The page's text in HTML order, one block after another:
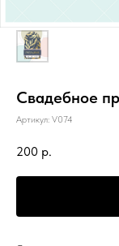
Свадебное
Артикул: V074
200 р.